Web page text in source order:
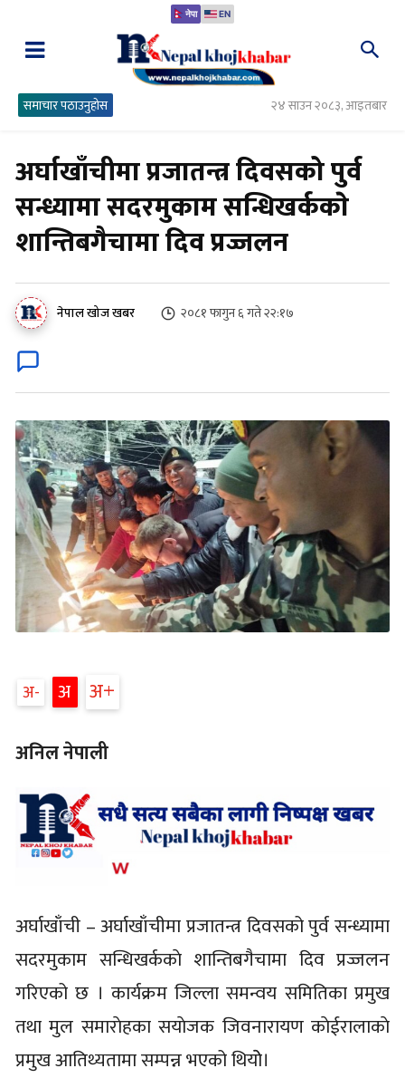
नेपा EN
समाचार पठाउनुहोस २४ साउन २०८३, आइतबार
अर्घाखाँचीमा प्रजातन्त्र दिवसको पुर्व
सन्ध्यामा सदरमुकाम सन्धिखर्ककाे
शान्तिबगैचामा दिव प्रज्जलन
नेपाल खोज खबर २०८१ फागुन ६ गते २२:१७
अ अ अ
अनिल नेपाली
अर्घाखाँची – अर्घाखाँचीमा प्रजातन्त्र दिवसको पुर्व सन्ध्यामा
सदरमुकाम सन्धिखर्ककाे शान्तिबगैचामा दिव प्रज्जलन
गरिएको छ । कार्यक्रम जिल्ला समन्वय समितिका प्रमुख
तथा मुल समाराेहका सयाेजक जिवनारायण काेईरालाकाे
प्रमुख आतिथ्यतामा सम्पन्न भएको थियोे।